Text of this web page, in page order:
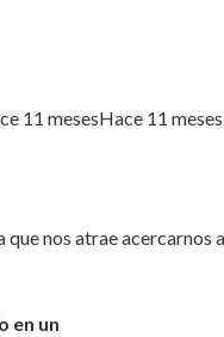
11 mesesHace 11 meses
que nos atrae acercarnos
en un